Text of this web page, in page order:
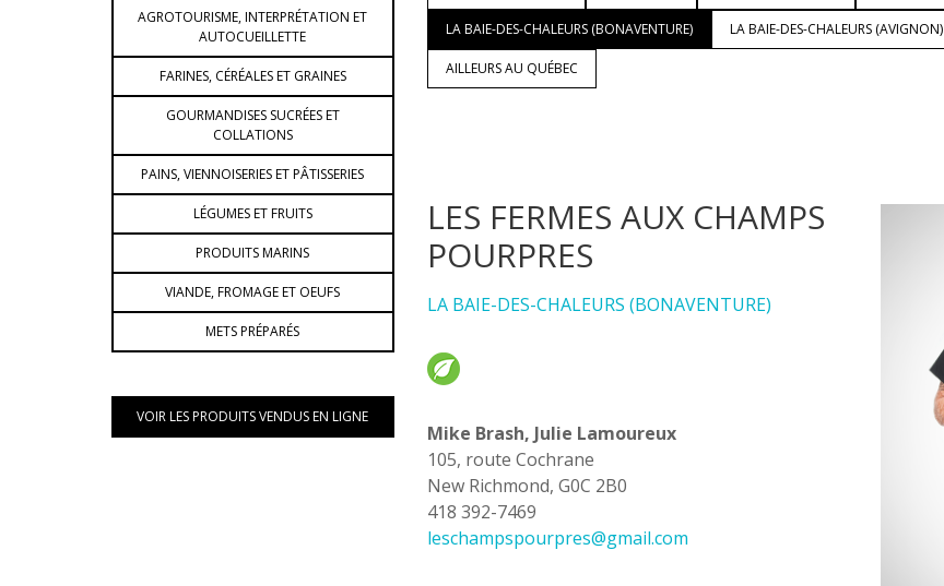
AGROTOURISME, INTERPRÉTATION ET
AUTOCUEILLETTE
FARINES, CÉRÉALES ET GRAINES
GOURMANDISES SUCRÉES ET
COLLATIONS
PAINS, VIENNOISERIES ET PÂTISSERIES
LÉGUMES ET FRUITS
PRODUITS MARINS
VIANDE, FROMAGE ET OEUFS
METS PRÉPARÉS
VOIR LES PRODUITS VENDUS EN LIGNE
LA BAIE-DES-CHALEURS (BONAVENTURE) LA BAIE-DES-CHALEURS (AVIGNON)
AILLEURS AU QUÉBEC
LES FERMES AUX CHAMPS
POURPRES
LA BAIE-DES-CHALEURS (BONAVENTURE)
Mike Brash, Julie Lamoureux
105, route Cochrane
New Richmond, G0C 2B0
418 392-7469
leschampspourpres@gmail.com